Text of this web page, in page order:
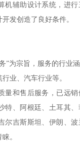
机辅助设计系统，进
发创造了良好条件。
”为宗旨，服务的行业
业、汽车行业等。
量和售后服务，已远
特、阿根廷、土耳其、
尔吉斯斯坦、伊朗、
。